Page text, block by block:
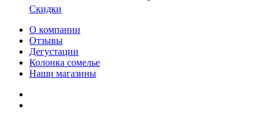
Скидки
О компании
Отзывы
Дегустации
Колонка сомелье
Наши магазины